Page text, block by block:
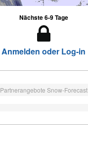
Nächste 6-9 Tage
Anmelden oder Log-in
Partnerangebote Snow-Forecast